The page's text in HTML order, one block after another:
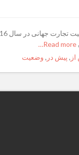
, پیش در , وضعیت